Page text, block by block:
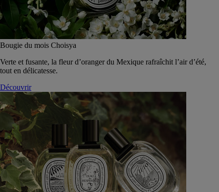
Bougie du mois Choisya
Verte et fusante, la fleur d’oranger du Mexique rafraîchit l’air d’été,
tout en délicatesse.
Découvrir